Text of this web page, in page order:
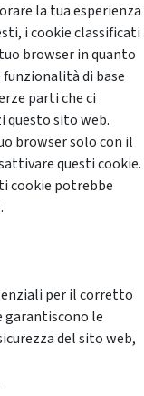
la tua esperienza
i cookie classificati
browser in quanto
di base
parti che ci
questo sito web.
browser solo con il
questi cookie.
cookie potrebbe
per il corretto
garantiscono le
del sito web,